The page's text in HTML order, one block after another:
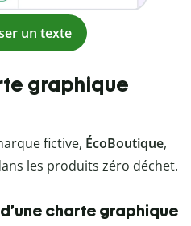
un texte
graphique
fictive, ÉcoBoutique,
les produits zéro déchet.
charte graphique